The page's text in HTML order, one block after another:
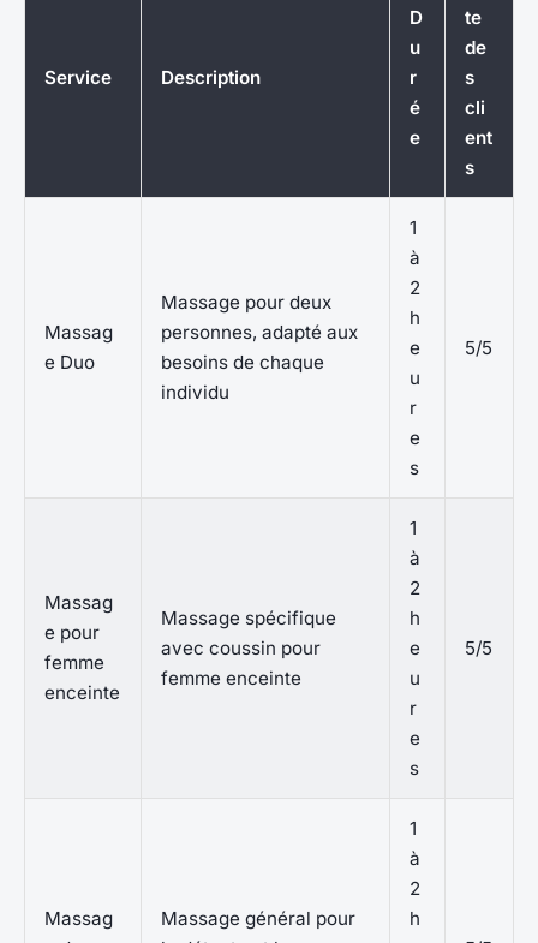
Service Description
D
u
r
é
e
te
de
s
cli
ent
s
Massag
e Duo
Massage pour deux
personnes, adapté aux
besoins de chaque
individu
1
à
2
h
e
u
r
e
s
5/5
Massag
e pour
femme
enceinte
Massage spécifique
avec coussin pour
femme enceinte
1
à
2
h
e
u
r
e
s
5/5
Massag
Massage général pour
1
à
2
h